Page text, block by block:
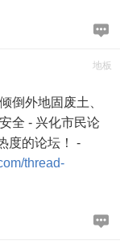
地板
倒外地固废土、
全 - 兴化市民论
度的论坛！ -
thread-